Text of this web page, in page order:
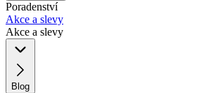
Poradenství
Akce a slevy
Akce a slevy
Blog